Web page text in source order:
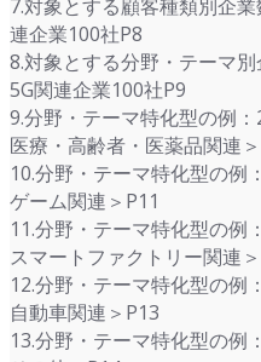
7.対象とする顧客種類別企
連企業100社P8
8.対象とする分野・テーマ
5G関連企業100社P9
9.分野・テーマ特化型の例
医療・高齢者・医薬品関連
10.分野・テーマ特化型の例
ゲーム関連＞P11
11.分野・テーマ特化型の例
スマートファクトリー関連
12.分野・テーマ特化型の例
自動車関連＞P13
13.分野・テーマ特化型の例